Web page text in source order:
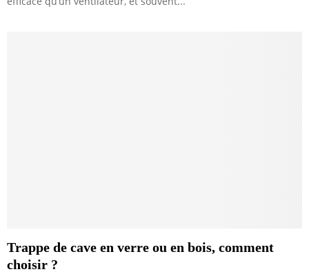
Trappe de cave en verre ou en bois, comment
choisir ?